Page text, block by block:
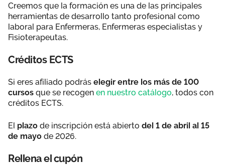
Creemos que la formación es una de las principales
herramientas de desarrollo tanto profesional como
laboral para Enfermeras, Enfermeras especialistas y
Fisioterapeutas.
Créditos ECTS
Si eres afiliado podrás elegir entre los más de 100
cursos que se recogen en nuestro catálogo, todos con
créditos ECTS.
El plazo de inscripción está abierto del 1 de abril al 15
de mayo de 2026.
Rellena el cupón